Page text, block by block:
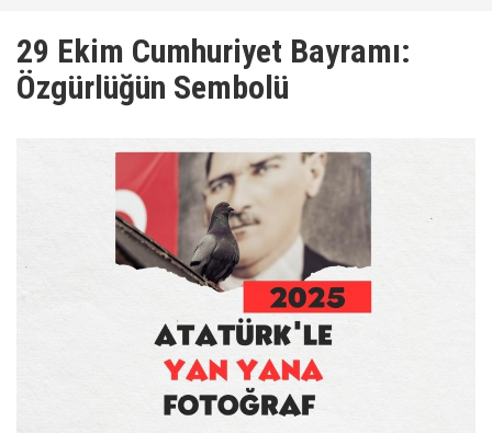
29 Ekim Cumhuriyet Bayramı:
Özgürlüğün Sembolü